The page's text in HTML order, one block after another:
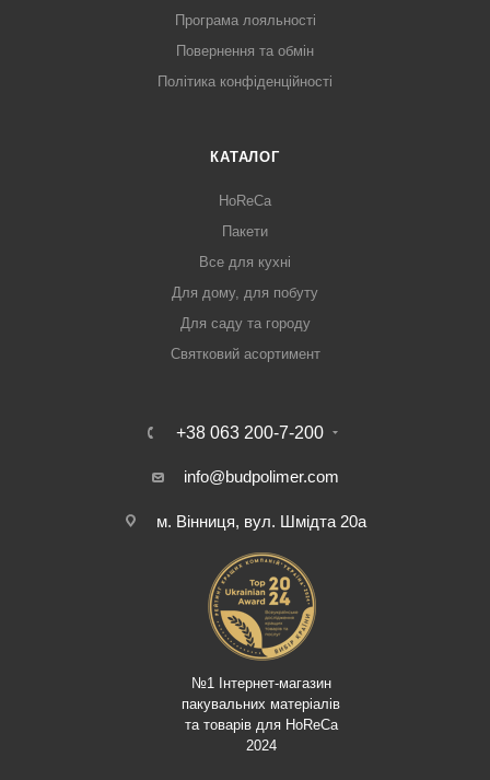
Програма лояльності
Повернення та обмін
Політика конфіденційності
КАТАЛОГ
HoReCa
Пакети
Все для кухні
Для дому, для побуту
Для саду та городу
Святковий асортимент
+38 063 200-7-200
info@budpolimer.com
м. Вінниця, вул. Шмідта 20а
№1 Інтернет-магазин
пакувальних матеріалів
та товарів для HoReCa
2024